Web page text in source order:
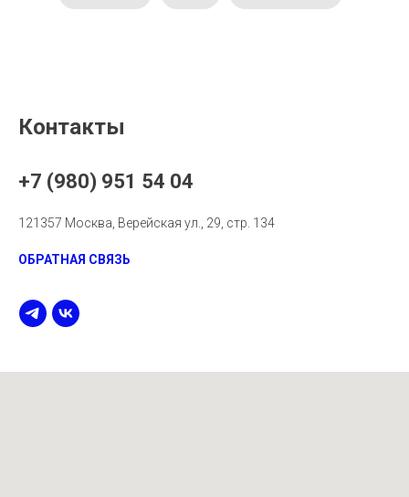
Контакты
+7 (980) 951 54 04
121357 Москва, Верейская ул., 29, стр. 134
ОБРАТНАЯ СВЯЗЬ